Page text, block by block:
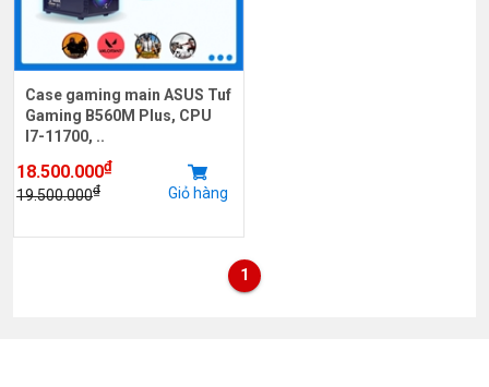
Case gaming main ASUS Tuf
Gaming B560M Plus, CPU
I7-11700, ..
18.500.000₫
19.500.000₫ Giỏ hàng
1